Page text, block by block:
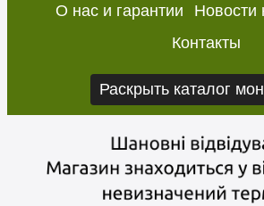
О нас и гарантии
Новости
Контакты
Раскрыть каталог